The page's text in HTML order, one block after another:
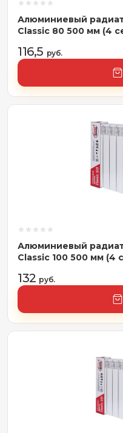
Алюминиевый
Classic 80 500 мм (4
116,5 руб.
Алюминиевый
Classic 100 500 мм (4
132 руб.